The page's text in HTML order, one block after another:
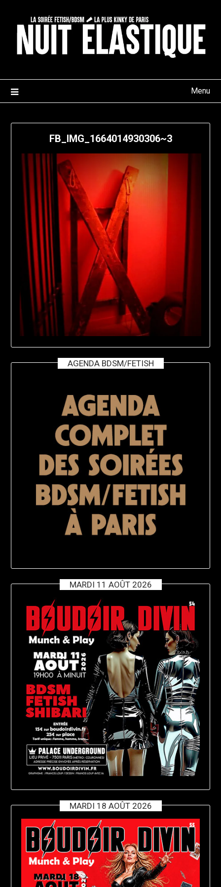
content
Menu
FB_IMG_1664014930306~3
AGENDA BDSM/FETISH
MARDI 11 AOÛT 2026
MARDI 18 AOÛT 2026